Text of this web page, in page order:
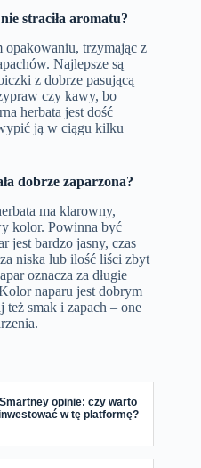
straciła aromatu?
opakowaniu, trzymając z
Najlepsze są
z dobrze pasującą
czy kawy, bo
herbata jest dość
ją w ciągu kilku
dobrze zaparzona?
ma klarowny,
kolor. Powinna być
jest bardzo jasny, czas
niska lub ilość liści zbyt
oznacza za długie
naparu jest dobrym
też smak i zapach – one
Smartney opinie: czy warto
w tę platformę?